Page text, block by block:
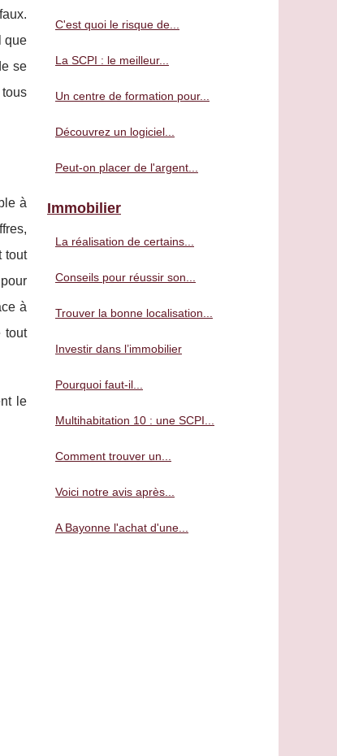
que
se
à
tout
à
tout
le
C'est quoi le risque de...
La SCPI : le meilleur...
Un centre de formation pour...
Découvrez un logiciel...
Peut-on placer de l'argent...
Immobilier
La réalisation de certains...
Conseils pour réussir son...
Trouver la bonne localisation...
Investir dans l’immobilier
Pourquoi faut-il...
Multihabitation 10 : une SCPI...
Comment trouver un...
Voici notre avis après...
A Bayonne l'achat d'une...